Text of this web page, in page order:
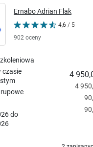
Ernabo Adrian Flak
4,6 / 5
902 oceny
4
4
czasie
do